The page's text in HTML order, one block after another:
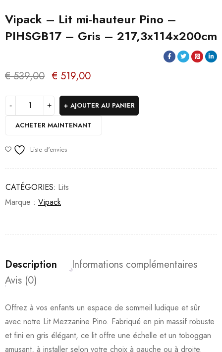
Vipack – Lit mi-hauteur Pino –
PIHSGB17 – Gris – 217,3x114x200cm
€539,00 € 519,00
AJOUTER AU PANIER
ACHETER MAINTENANT
Liste d'envies
CATÉGORIES: Lits
Marque : Vipack
Description
Informations complémentaires
Avis (0)
Offrez à vos enfants un espace de sommeil ludique et sûr
avec notre Lit Mezzanine Pino. Fabriqué en pin massif robuste
et fini en gris élégant, ce lit offre une échelle et un toboggan
amusant, à installer selon votre choix à gauche ou à droite.